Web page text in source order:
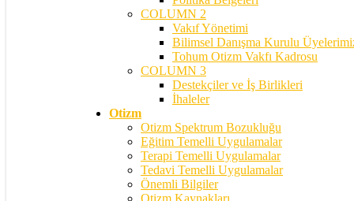
COLUMN 2
Vakıf Yönetimi
Bilimsel Danışma Kurulu
Tohum Otizm Vakfı Kadrosu
COLUMN 3
Destekçiler ve İş Birlikleri
İhaleler
Otizm
Otizm Spektrum Bozukluğu
Eğitim Temelli Uygulamalar
Terapi Temelli Uygulamalar
Tedavi Temelli Uygulamalar
Önemli Bilgiler
Otizm Kaynakları